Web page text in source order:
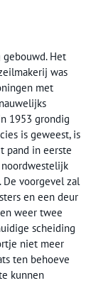
Het
was
met
1953 grondig
is geweest, is
pand in eerste
voorgevel zal
en een deur
weer twee
scheiding
niet meer
ten behoeve
kunnen